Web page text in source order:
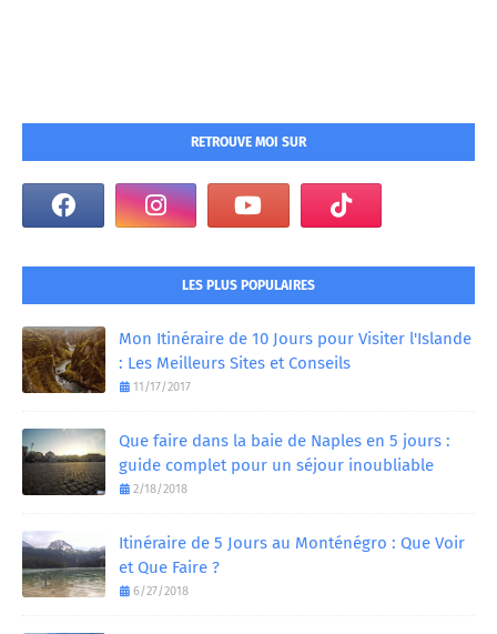
RETROUVE MOI SUR
LES PLUS POPULAIRES
Mon Itinéraire de 10 Jours pour Visiter l'Islande
: Les Meilleurs Sites et Conseils
11/17/2017
Que faire dans la baie de Naples en 5 jours :
guide complet pour un séjour inoubliable
2/18/2018
Itinéraire de 5 Jours au Monténégro : Que Voir
et Que Faire ?
6/27/2018